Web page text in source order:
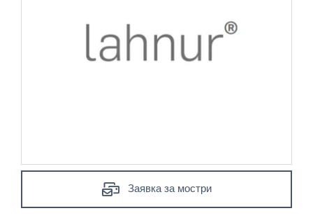
Заявка за мостри